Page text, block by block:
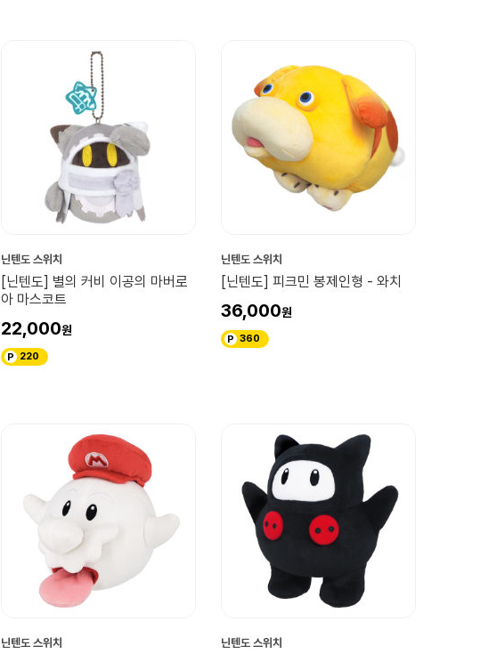
닌텐도 스위치
[닌텐도] 별의 커비 이공의 마버로
아 마스코트
22,000
220
닌텐도 스위치
[닌텐도] 피크민 봉제인형 - 와치
36,000
360
닌텐도 스위치 닌텐도 스위치